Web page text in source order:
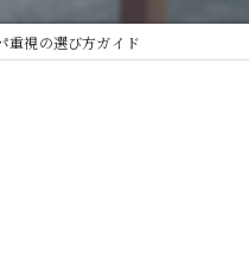
重視の選び方ガイド